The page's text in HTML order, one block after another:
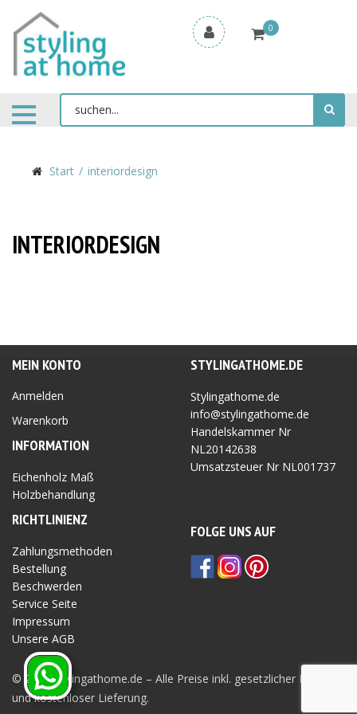
0
Start interiordesign
INTERIORDESIGN
MEIN KONTO
Anmelden
Warenkorb
INFORMATION
Eichenholz Maß
Holzbehandlung
RICHTLINIENZ
Zahlungsmethoden
Bestellung
Beschwerden
Service Seite
Impressum
Unsere AGB
Privatsphäre Seite
STYLINGATHOME.DE
Stylingathome.de
info@stylingathome.de
Handelskammer Nr
NL20142638
Umsatzsteuer Nr NL001737
FOLGE UNS AUF
© 2026 Stylingathome.de – Alle Preise inkl. gesetzlicher MwSt.
und kostenloser Lieferung.